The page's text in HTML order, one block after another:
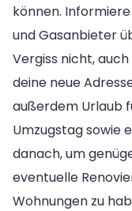
können.
und Gasanbieter
Vergiss nicht,
deine neue
außerdem Urlaub
Umzugstag sowie
danach, um
eventuelle
Wohnungen zu